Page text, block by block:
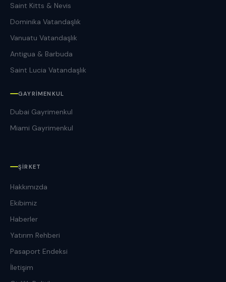
Saint Kitts & Nevis
Dominika Vatandaşlık
Vanuatu Vatandaşlık
Antigua & Barbuda
Saint Lucia Vatandaşlık
GAYRIMENKUL
Dubai Gayrimenkul
Miami Gayrimenkul
ŞIRKET
Hakkımızda
Ekibimiz
Haberler
Yatırım Rehberi
Pasaport Endeksi
İletişim